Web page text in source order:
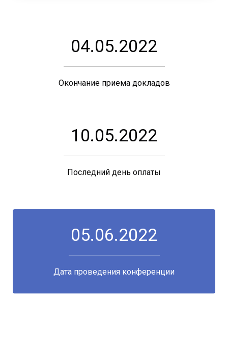
04.05.2022
Окончание приема докладов
10.05.2022
Последний день оплаты
05.06.2022
Дата проведения конференции